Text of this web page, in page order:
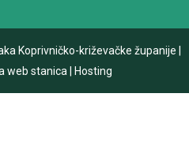
Koprivničko-križevačke županije
web stanica Hosting